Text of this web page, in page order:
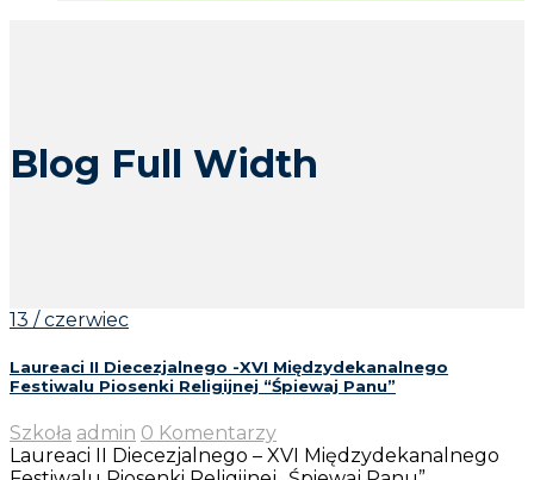
Blog Full Width
13 / czerwiec
Laureaci II Diecezjalnego -XVI Międzydekanalnego
Festiwalu Piosenki Religijnej “Śpiewaj Panu”
Szkoła admin 0 Komentarzy
Laureaci II Diecezjalnego – XVI Międzydekanalnego